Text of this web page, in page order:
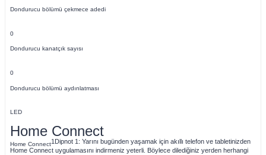
Dondurucu bölümü çekmece adedi
0
Dondurucu kanatçık sayısı
0
Dondurucu bölümü aydınlatması
LED
Home Connect
Home Connect1 Dipnot 1: Yarını bugünden yaşamak için akıllı telefon ve tabletinizden
Home Connect uygulamasını indirmeniz yeterli. Böylece dilediğiniz yerden herhangi